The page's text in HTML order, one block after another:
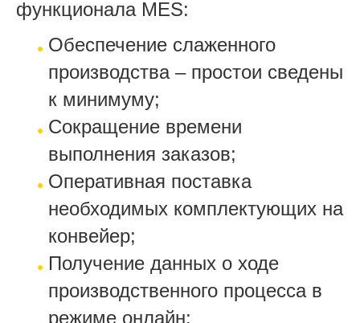
функционала MES:
Обеспечение слаженного
производства – простои сведены
к минимуму;
Сокращение времени
выполнения заказов;
Оперативная поставка
необходимых комплектующих на
конвейер;
Получение данных о ходе
производственного процесса в
режиме онлайн;